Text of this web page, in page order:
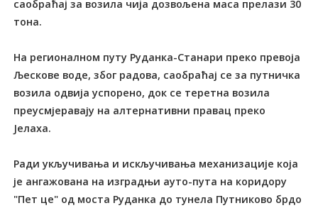
саобраћај за возила чија дозвољена маса прелази 30
тона.
На регионалном путу Руданка-Станари преко превоја
Љескове воде, због радова, саобраћај се за путничка
возила одвија успорено, док се теретна возила
преусмјеравају на алтернативни правац преко
Јелаха.
Ради укључивања и искључивања механизације која
је ангажована на изградњи ауто-пута на коридору
"Пет це" од моста Руданка до тунела Путниково брдо